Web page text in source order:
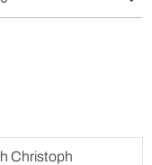
Christoph